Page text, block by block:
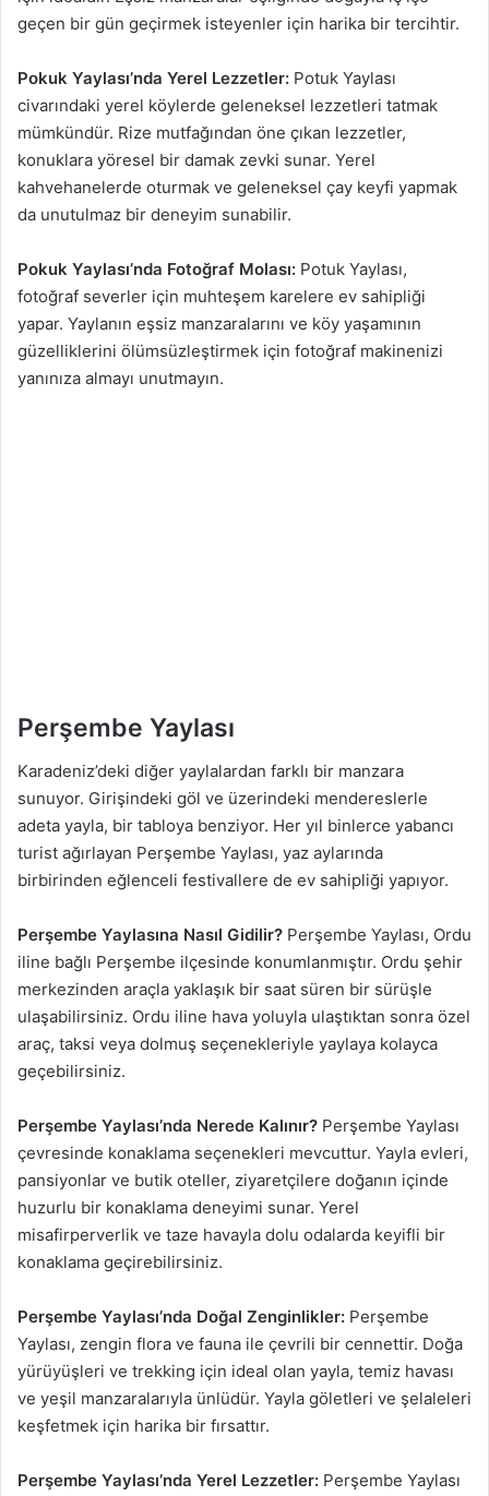
geçen bir gün geçirmek isteyenler için harika bir tercihtir.
Pokuk Yaylası’nda Yerel Lezzetler: Potuk Yaylası
civarındaki yerel köylerde geleneksel lezzetleri tatmak
mümkündür. Rize mutfağından öne çıkan lezzetler,
konuklara yöresel bir damak zevki sunar. Yerel
kahvehanelerde oturmak ve geleneksel çay keyfi yapmak
da unutulmaz bir deneyim sunabilir.
Pokuk Yaylası’nda Fotoğraf Molası: Potuk Yaylası,
fotoğraf severler için muhteşem karelere ev sahipliği
yapar. Yaylanın eşsiz manzaralarını ve köy yaşamının
güzelliklerini ölümsüzleştirmek için fotoğraf makinenizi
yanınıza almayı unutmayın.
Perşembe Yaylası
Karadeniz’deki diğer yaylalardan farklı bir manzara
sunuyor. Girişindeki göl ve üzerindeki mendereslerle
adeta yayla, bir tabloya benziyor. Her yıl binlerce yabancı
turist ağırlayan Perşembe Yaylası, yaz aylarında
birbirinden eğlenceli festivallere de ev sahipliği yapıyor.
Perşembe Yaylasına Nasıl Gidilir? Perşembe Yaylası, Ordu
iline bağlı Perşembe ilçesinde konumlanmıştır. Ordu şehir
merkezinden araçla yaklaşık bir saat süren bir sürüşle
ulaşabilirsiniz. Ordu iline hava yoluyla ulaştıktan sonra özel
araç, taksi veya dolmuş seçenekleriyle yaylaya kolayca
geçebilirsiniz.
Perşembe Yaylası’nda Nerede Kalınır? Perşembe Yaylası
çevresinde konaklama seçenekleri mevcuttur. Yayla evleri,
pansiyonlar ve butik oteller, ziyaretçilere doğanın içinde
huzurlu bir konaklama deneyimi sunar. Yerel
misafirperverlik ve taze havayla dolu odalarda keyifli bir
konaklama geçirebilirsiniz.
Perşembe Yaylası’nda Doğal Zenginlikler: Perşembe
Yaylası, zengin flora ve fauna ile çevrili bir cennettir. Doğa
yürüyüşleri ve trekking için ideal olan yayla, temiz havası
ve yeşil manzaralarıyla ünlüdür. Yayla göletleri ve şelaleleri
keşfetmek için harika bir fırsattır.
Perşembe Yaylası’nda Yerel Lezzetler: Perşembe Yaylası